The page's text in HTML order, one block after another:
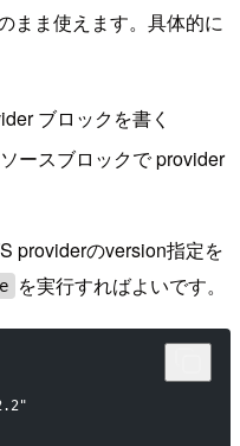
まま使えます。具体的に
ブロックを書く
ースブロックで provider
providerのversion指定を
を実行すればよいです。